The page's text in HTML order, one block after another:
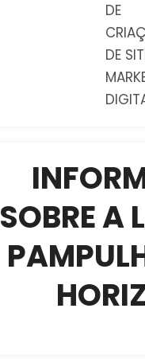
DE
DE
SOBRE A